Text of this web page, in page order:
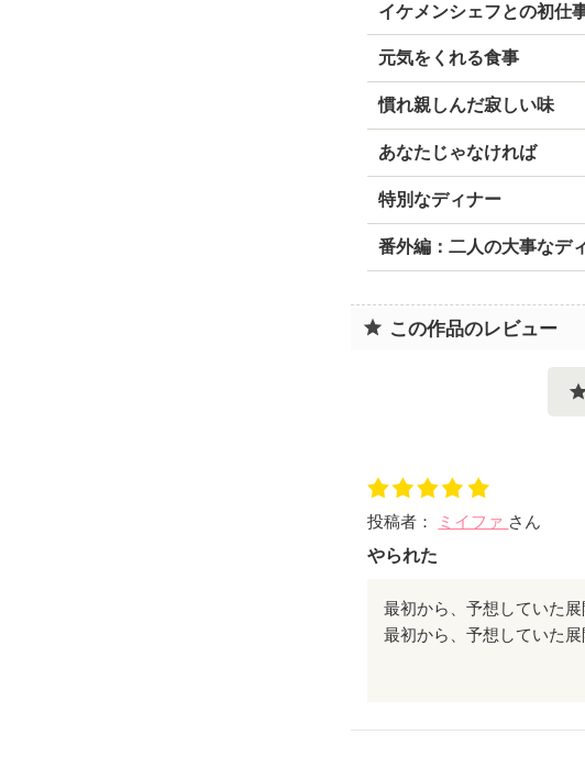
イケメンシェフとの初仕
元気をくれる食事
慣れ親しんだ寂しい味
あなたじゃなければ
特別なディナー
番外編：二人の大事なデ
この作品のレビュー
投稿者： ミイファ さん
やられた
最初から、予想していた
た。後日ストーリーも読